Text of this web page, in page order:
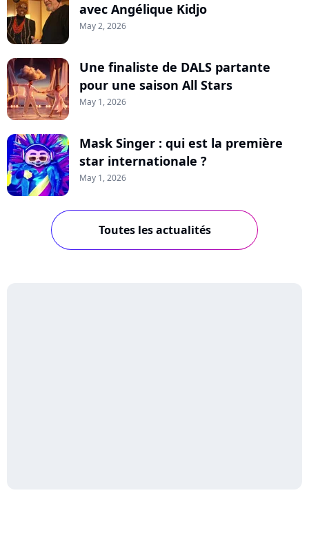
avec Angélique Kidjo
May 2, 2026
Une finaliste de DALS partante
pour une saison All Stars
May 1, 2026
Mask Singer : qui est la première
star internationale ?
May 1, 2026
Toutes les actualités